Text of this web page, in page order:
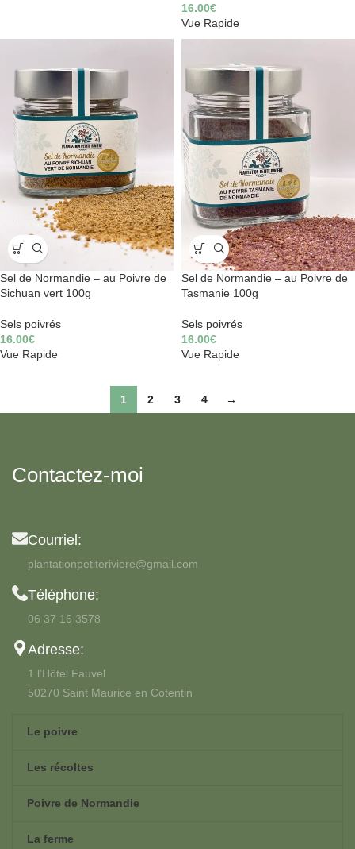
16.00€
Vue Rapide
Sel de Normandie – au Poivre de
Sichuan vert 100g
Sels poivrés
16.00€
Vue Rapide
Sel de Normandie – au Poivre de
Tasmanie 100g
Sels poivrés
16.00€
Vue Rapide
1 2 3 4 →
Contactez-moi
Courriel:
plantationpetiteriviere@gmail.com
Téléphone:
06 37 16 3578
Adresse:
1 l’Hôtel Fauvel
50270 Saint Maurice en Cotentin
Le poivre
Les récoltes
Poivre de Normandie
La ferme